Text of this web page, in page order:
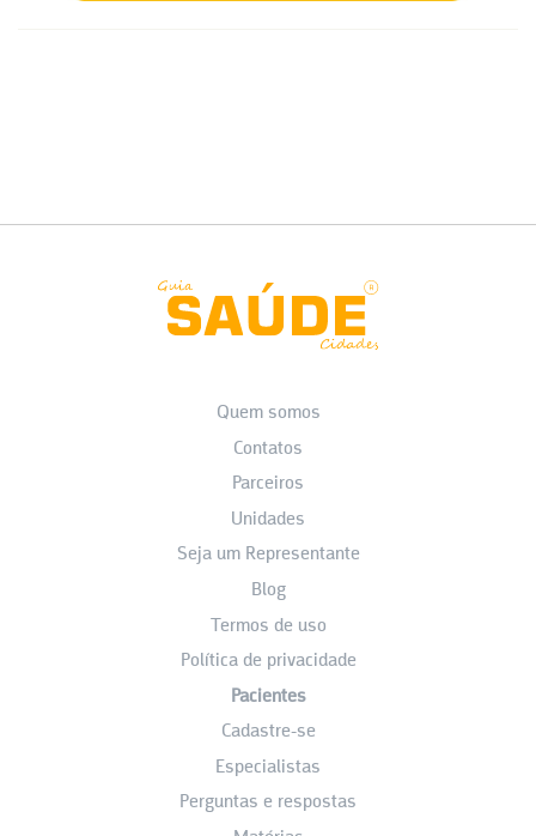
Quem somos
Contatos
Parceiros
Unidades
Seja um Representante
Blog
Termos de uso
Política de privacidade
Pacientes
Cadastre-se
Especialistas
Perguntas e respostas